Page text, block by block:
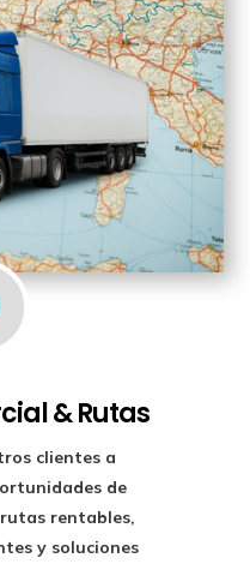
& Rutas
clientes a
de
rentables,
y soluciones